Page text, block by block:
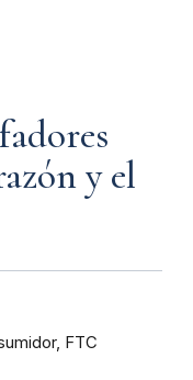
y el
FTC